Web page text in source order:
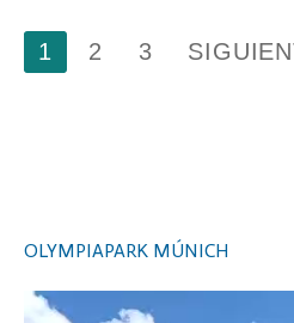
Paginación
1 2 3
OLYMPIAPARK MÚNICH
Video